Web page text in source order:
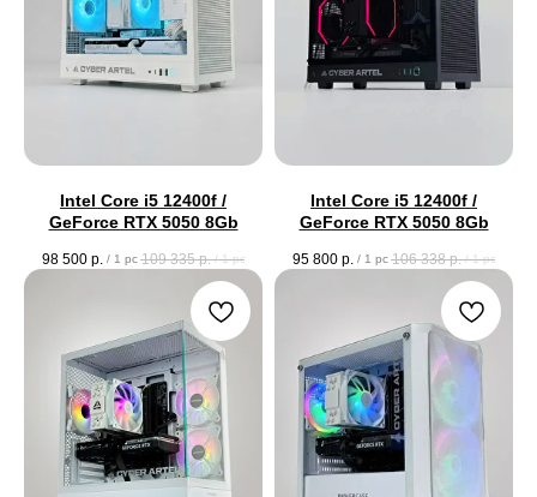
Intel Core i5 12400f /
GeForce RTX 5050 8Gb
98 500 р. / 1 pc 109 335 р. / 1 pc
Intel Core i5 12400f /
GeForce RTX 5050 8Gb
95 800 р. / 1 pc 106 338 р. / 1 pc